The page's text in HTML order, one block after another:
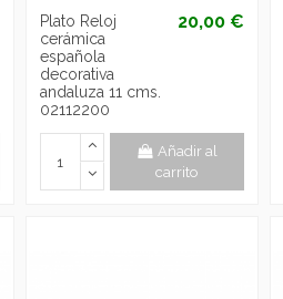
Plato Reloj
cerámica
española
decorativa
andaluza 11 cms.
02112200
20,00 €
Añadir al
carrito